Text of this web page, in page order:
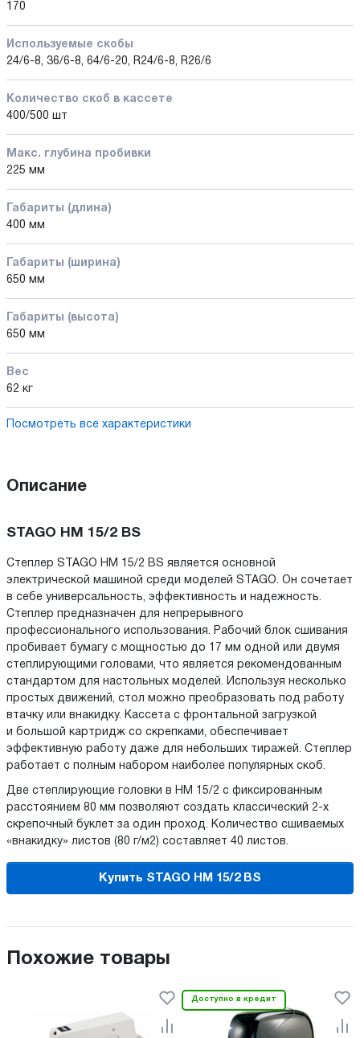
170
Используемые скобы
24/6-8, 36/6-8, 64/6-20, R24/6-8, R26/6
Количество cкоб в кассете
400/500 шт
Макс. глубина пробивки
225 мм
Габариты (длина)
400 мм
Габариты (ширина)
650 мм
Габариты (высота)
650 мм
Вес
62 кг
Посмотреть все характеристики
Описание
STAGO HM 15/2 BS
Степлер STAGO HM 15/2 BS является основной
электрической машиной среди моделей STAGO. Он сочетает
в себе универсальность, эффективность и надежность.
Степлер предназначен для непрерывного
профессионального использования. Рабочий блок сшивания
пробивает бумагу с мощностью до 17 мм одной или двумя
степлирующими головами, что является рекомендованным
стандартом для настольных моделей. Используя несколько
простых движений, стол можно преобразовать под работу
втачку или внакидку. Кассета с фронтальной загрузкой
и большой картридж со скрепками, обеспечивает
эффективную работу даже для небольших тиражей. Степлер
работает с полным набором наиболее популярных скоб.
Две степлирующие головки в HM 15/2 с фиксированным
расстоянием 80 мм позволяют создать классический 2-х
скрепочный буклет за один проход. Количество сшиваемых
«внакидку» листов (80 г/м2) составляет 40 листов.
Купить STAGO HM 15/2 BS
Похожие товары
Доступно в кредит